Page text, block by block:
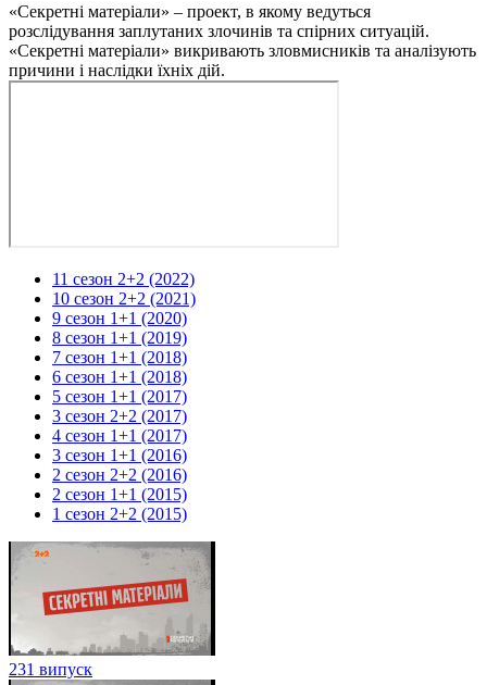
«Секретні матеріали» – проект, в якому ведуться
розслідування заплутаних злочинів та спірних ситуацій.
«Секретні матеріали» викривають зловмисників та аналізують
причини і наслідки їхніх дій.
11 сезон 2+2 (2022)
10 сезон 2+2 (2021)
9 сезон 1+1 (2020)
8 сезон 1+1 (2019)
7 сезон 1+1 (2018)
6 сезон 1+1 (2018)
5 сезон 1+1 (2017)
3 сезон 2+2 (2017)
4 сезон 1+1 (2017)
3 сезон 1+1 (2016)
2 сезон 2+2 (2016)
2 сезон 1+1 (2015)
1 сезон 2+2 (2015)
231 випуск